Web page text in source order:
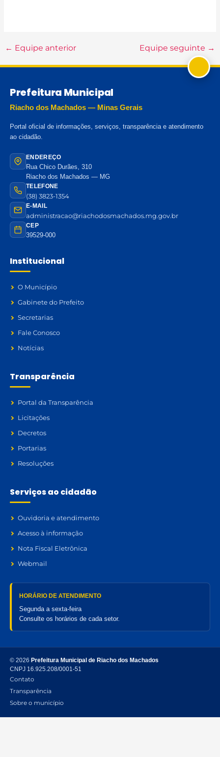
← Equipe anterior Equipe seguinte →
Prefeitura Municipal
Riacho dos Machados — Minas Gerais
Portal oficial de informações, serviços, transparência e atendimento
ao cidadão.
ENDEREÇO
Rua Chico Durães, 310
Riacho dos Machados — MG
TELEFONE
(38) 3823-1354
E-MAIL
administracao@riachodosmachados.mg.gov.br
CEP
39529-000
Institucional
O Município
Gabinete do Prefeito
Secretarias
Fale Conosco
Notícias
Transparência
Portal da Transparência
Licitações
Decretos
Portarias
Resoluções
Serviços ao cidadão
Ouvidoria e atendimento
Acesso à informação
Nota Fiscal Eletrônica
Webmail
HORÁRIO DE ATENDIMENTO
Segunda a sexta-feira
Consulte os horários de cada setor.
© 2026 Prefeitura Municipal de Riacho dos Machados
CNPJ 16.925.208/0001-51
Contato
Transparência
Sobre o município